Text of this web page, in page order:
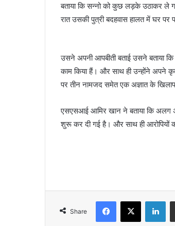
बताया कि सन्नो को कुछ लड़के उठाकर ले
रात उसकी पुत्री बदहवास हालत में घर पर
उसने अपनी आपबीती बताई उसने बताया
काम किया हैं। और साथ ही उन्होंने अपने
पर तीन नामजद समेत एक अज्ञात के
एसएसआई आमिर खान ने बताया कि अलग
शुरू कर दी गई है। और साथ ही आरोपियों
Share